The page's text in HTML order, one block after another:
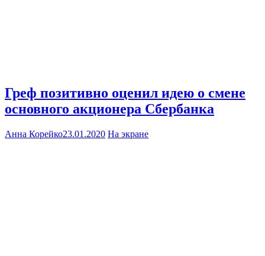
Греф позитивно оценил идею о смене
основного акционера Сбербанка
Анна Корейко23.01.2020 На экране